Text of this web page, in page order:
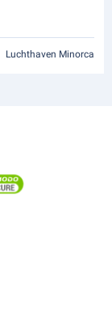
Luchthaven Minorca